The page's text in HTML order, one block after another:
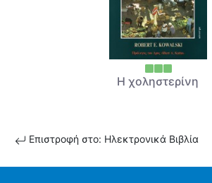
Η χοληστερίνη
Επιστροφή στο: Ηλεκτρονικά Βιβλία